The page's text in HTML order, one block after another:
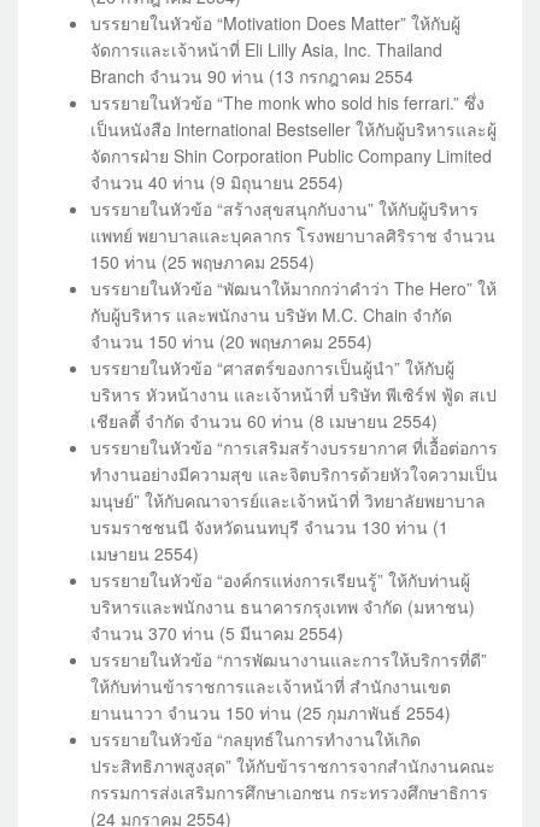
บรรยายในหัวข้อ “Motivation Does Matter” ให้กับผู้
จัดการและเจ้าหน้าที่ Eli Lilly Asia, Inc. Thailand
Branch จำนวน 90 ท่าน (13 กรกฎาคม 2554
บรรยายในหัวข้อ “The monk who sold his ferrari.” ซึ่ง
เป็นหนังสือ International Bestseller ให้กับผู้บริหารและผู้
จัดการฝ่าย Shin Corporation Public Company Limited
จำนวน 40 ท่าน (9 มิถุนายน 2554)
บรรยายในหัวข้อ “สร้างสุขสนุกกับงาน” ให้กับผู้บริหาร
แพทย์ พยาบาลและบุคลากร โรงพยาบาลศิริราช จำนวน
150 ท่าน (25 พฤษภาคม 2554)
บรรยายในหัวข้อ “พัฒนาให้มากกว่าคำว่า The Hero” ให้
กับผู้บริหาร และพนักงาน บริษัท M.C. Chain จำกัด
จำนวน 150 ท่าน (20 พฤษภาคม 2554)
บรรยายในหัวข้อ “ศาสตร์ของการเป็นผู้นำ” ให้กับผู้
บริหาร หัวหน้างาน และเจ้าหน้าที่ บริษัท พีเซิร์ฟ ฟู้ด สเป
เชียลตี้ จำกัด จำนวน 60 ท่าน (8 เมษายน 2554)
บรรยายในหัวข้อ “การเสริมสร้างบรรยากาศ ที่เอื้อต่อการ
ทำงานอย่างมีความสุข และจิตบริการด้วยหัวใจความเป็น
มนุษย์” ให้กับคณาจารย์และเจ้าหน้าที่ วิทยาลัยพยาบาล
บรมราชชนนี จังหวัดนนทบุรี จำนวน 130 ท่าน (1
เมษายน 2554)
บรรยายในหัวข้อ “องค์กรแห่งการเรียนรู้” ให้กับท่านผู้
บริหารและพนักงาน ธนาคารกรุงเทพ จำกัด (มหาชน)
จำนวน 370 ท่าน (5 มีนาคม 2554)
บรรยายในหัวข้อ “การพัฒนางานและการให้บริการที่ดี”
ให้กับท่านข้าราชการและเจ้าหน้าที่ สำนักงานเขต
ยานนาวา จำนวน 150 ท่าน (25 กุมภาพันธ์ 2554)
บรรยายในหัวข้อ “กลยุทธ์ในการทำงานให้เกิด
ประสิทธิภาพสูงสุด” ให้กับข้าราชการจากสำนักงานคณะ
กรรมการส่งเสริมการศึกษาเอกชน กระทรวงศึกษาธิการ
(24 มกราคม 2554)